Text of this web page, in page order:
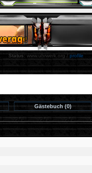
Status: www.uhrwerk.org /profile
Gästebuch (0)
(